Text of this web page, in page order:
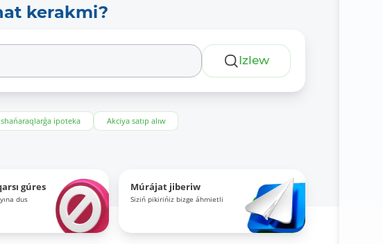
kerakmi?
Izlew
shańaraqlarǵa ipoteka
Akciya satıp alıw
gúres
dus
Múrájat jiberiw
Siziń pikirińiz bizge áhmietli